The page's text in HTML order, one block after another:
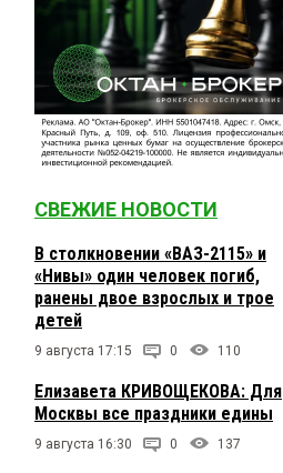
СВЕЖИЕ НОВОСТИ
В столкновении «ВАЗ-2115» и
«Нивы» один человек погиб,
ранены двое взрослых и трое
детей
9 августа 17:15 0 110
Елизавета КРИВОЩЕКОВА: Для
Москвы все праздники едины
9 августа 16:30 0 137